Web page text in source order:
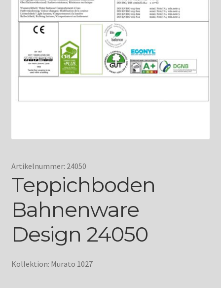
Artikelnummer: 24050
Teppichboden
Bahnenware
Design 24050
Kollektion: Murato 1027